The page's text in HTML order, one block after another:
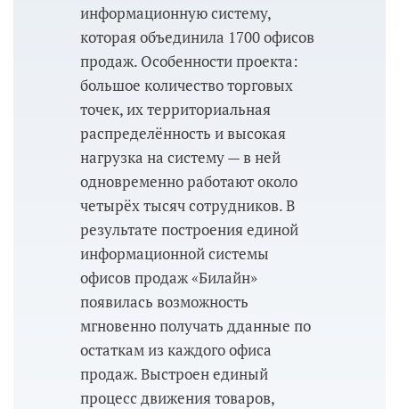
информационную систему,
которая объединила 1700 офисов
продаж. Особенности проекта:
большое количество торговых
точек, их территориальная
распределённость и высокая
нагрузка на систему — в ней
одновременно работают около
четырёх тысяч сотрудников. В
результате построения единой
информационной системы
офисов продаж «Билайн»
появилась возможность
мгновенно получать дданные по
остаткам из каждого офиса
продаж. Выстроен единый
процесс движения товаров,